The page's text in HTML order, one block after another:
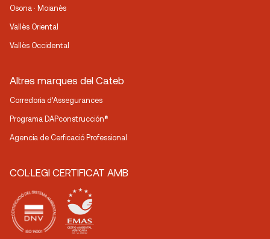
Osona · Moianès
Vallès Oriental
Vallès Occidental
Altres marques del Cateb
Corredoria d’Assegurances
Programa DAPconstrucción®
Agencia de Cerficació Professional
COL·LEGI CERTIFICAT AMB